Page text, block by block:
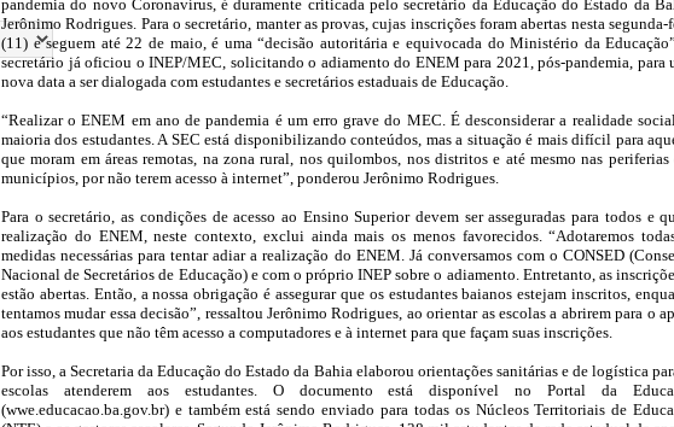
pandemia do novo Coronavírus, é duramente criticada pelo secretário da Educação do Estado da
Jerônimo Rodrigues. Para o secretário, manter as provas, cujas inscrições foram abertas nesta segunda-
(11) e seguem até 22 de maio, é uma “decisão autoritária e equivocada do Ministério da
secretário já oficiou o INEP/MEC, solicitando o adiamento do ENEM para 2021, pós-pandemia, para
nova data a ser dialogada com estudantes e secretários estaduais de Educação.
“Realizar o ENEM em ano de pandemia é um erro grave do MEC. É desconsiderar a realidade
maioria dos estudantes. A SEC está disponibilizando conteúdos, mas a situação é mais difícil para
que moram em áreas remotas, na zona rural, nos quilombos, nos distritos e até mesmo nas periferias
municípios, por não terem acesso à internet”, ponderou Jerônimo Rodrigues.
Para o secretário, as condições de acesso ao Ensino Superior devem ser asseguradas para todos e
realização do ENEM, neste contexto, exclui ainda mais os menos favorecidos. “Adotaremos
medidas necessárias para tentar adiar a realização do ENEM. Já conversamos com o CONSED
Nacional de Secretários de Educação) e com o próprio INEP sobre o adiamento. Entretanto, as
estão abertas. Então, a nossa obrigação é assegurar que os estudantes baianos estejam inscritos,
tentamos mudar essa decisão”, ressaltou Jerônimo Rodrigues, ao orientar as escolas a abrirem para o
aos estudantes que não têm acesso a computadores e à internet para que façam suas inscrições.
Por isso, a Secretaria da Educação do Estado da Bahia elaborou orientações sanitárias e de logística
escolas atenderem aos estudantes. O documento está disponível no Portal da
(wwe.educacao.ba.gov.br) e também está sendo enviado para todas os Núcleos Territoriais de